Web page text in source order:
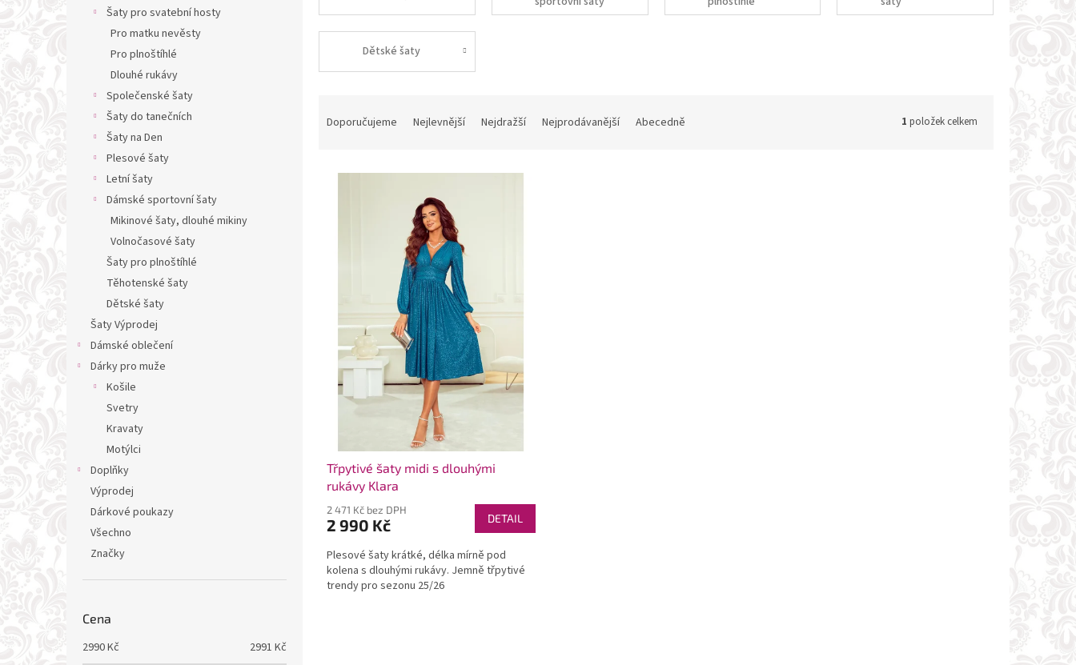
Šaty pro svatební hosty
Pro matku nevěsty
Pro plnoštíhlé
Dlouhé rukávy
Společenské šaty
Šaty do tanečních
Šaty na Den
Plesové šaty
Letní šaty
Dámské sportovní šaty
Mikinové šaty, dlouhé mikiny
Volnočasové šaty
Šaty pro plnoštíhlé
Těhotenské šaty
Dětské šaty
Šaty Výprodej
Dámské oblečení
Dárky pro muže
Košile
Svetry
Kravaty
Motýlci
Doplňky
Výprodej
Dárkové poukazy
Všechno
Značky
Cena
2990Kč 2991 Kč
Dětské šaty
Doporučujeme Nejlevnější Nejdražší Nejprodávanější Abecedně 1 položek celkem
Třpytivé šaty midi s dlouhými
rukávy Klara
2 471 Kč bez DPH
2 990 Kč DETAIL
Plesové šaty krátké, délka mírně pod
kolena s dlouhými rukávy. Jemně třpytivé
trendy pro sezonu 25/26